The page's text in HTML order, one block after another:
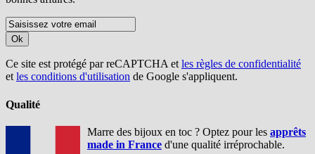
Ok
Ce site est protégé par reCAPTCHA etles règles de confidentialité
etles conditions d'utilisation de Google s'appliquent.
Qualité
Marre des bijoux en toc ? Optez pour les apprêts
made in France d'une qualité irréprochable.